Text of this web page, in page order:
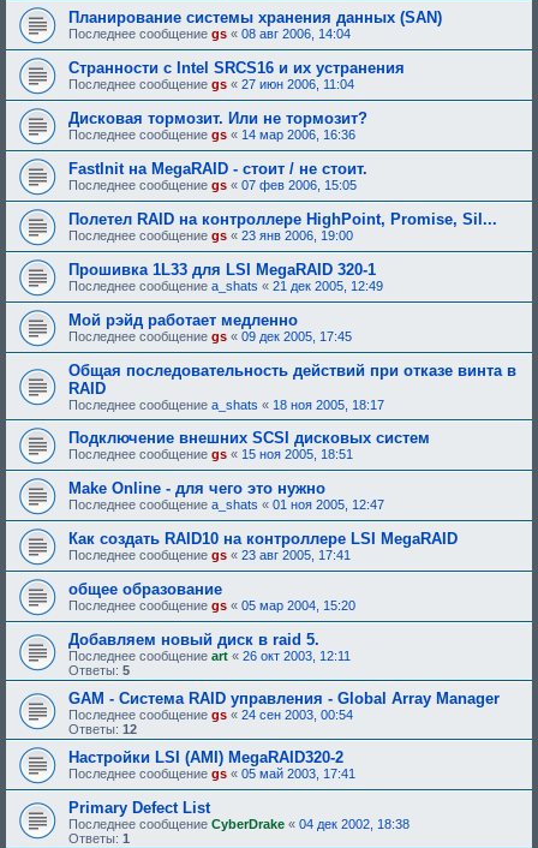
Планирование системы хранения данных (SAN)
Последнее сообщение gs « 08 авг 2006, 14:04
Странности с Intel SRCS16 и их устранения
Последнее сообщение gs « 27 июн 2006, 11:04
Дисковая тормозит. Или не тормозит?
Последнее сообщение gs « 14 мар 2006, 16:36
FastInit на MegaRAID - стоит / не стоит.
Последнее сообщение gs « 07 фев 2006, 15:05
Полетел RAID на контроллере HighPoint, Promise, Sil...
Последнее сообщение gs « 23 янв 2006, 19:00
Прошивка 1L33 для LSI MegaRAID 320-1
Последнее сообщение a_shats « 21 дек 2005, 12:49
Мой рэйд работает медленно
Последнее сообщение gs « 09 дек 2005, 17:45
Общая последовательность действий при отказе винта в
RAID
Последнее сообщение a_shats « 18 ноя 2005, 18:17
Подключение внешних SCSI дисковых систем
Последнее сообщение gs « 15 ноя 2005, 18:51
Make Online - для чего это нужно
Последнее сообщение a_shats « 01 ноя 2005, 12:47
Как создать RAID10 на контроллере LSI MegaRAID
Последнее сообщение gs « 23 авг 2005, 17:41
общее образование
Последнее сообщение gs « 05 мар 2004, 15:20
Добавляем новый диск в raid 5.
Последнее сообщение art « 26 окт 2003, 12:11
Ответы: 5
GAM - Система RAID управления - Global Array Manager
Последнее сообщение gs « 24 сен 2003, 00:54
Ответы: 12
Настройки LSI (AMI) MegaRAID320-2
Последнее сообщение gs « 05 май 2003, 17:41
Primary Defect List
Последнее сообщение CyberDrake « 04 дек 2002, 18:38
Ответы: 1